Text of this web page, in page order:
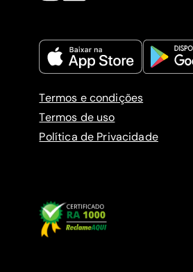
Termos e condições
Termos de uso
Política de Privacidade